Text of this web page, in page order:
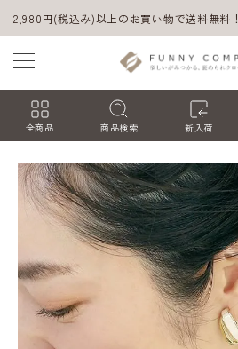
2,980円(税込み)以上のお買い物で送料無料！
全商品 商品検索 新入荷
ACCOUNT MENU
ようこそ ゲスト 様